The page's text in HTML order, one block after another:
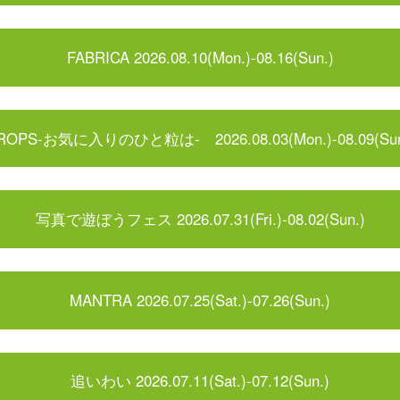
FABRICA 2026.08.10(Mon.)-08.16(Sun.)
お気に入りのひと粒は- 2026.08.03(Mon.)-
写真で遊ぼうフェス 2026.07.31(Fri.)-08.02(Sun.)
MANTRA 2026.07.25(Sat.)-07.26(Sun.)
追いわい 2026.07.11(Sat.)-07.12(Sun.)